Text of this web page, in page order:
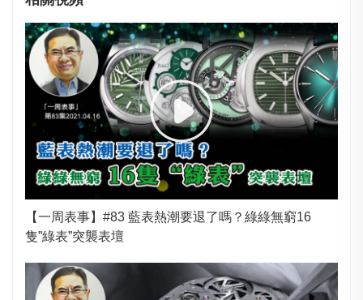
【一周表事】#83 藍表熱潮要退了嗎？綠綠無窮16
隻”綠表”突襲表壇